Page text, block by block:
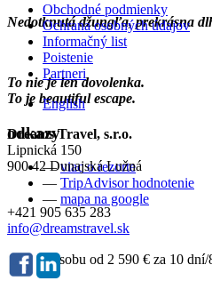
Obchodné podmienky
Ochrana osobných údajov
Informačný list
Poistenie
Partneri
English
Dreams Travel, s.r.o.
Lipnická 150
900 42 Dunajská Lužná
+421 905 635 283
info@dreamstravel.sk
Nedotknutá džungľa, prekrásna
To nie je len dovolenka.
To je beautiful escape.
odkazy
—viac o rezorte
— TripAdvisor hodnotenie
— mapa na google
cena za osobu od 2 590 € za 10 dní/